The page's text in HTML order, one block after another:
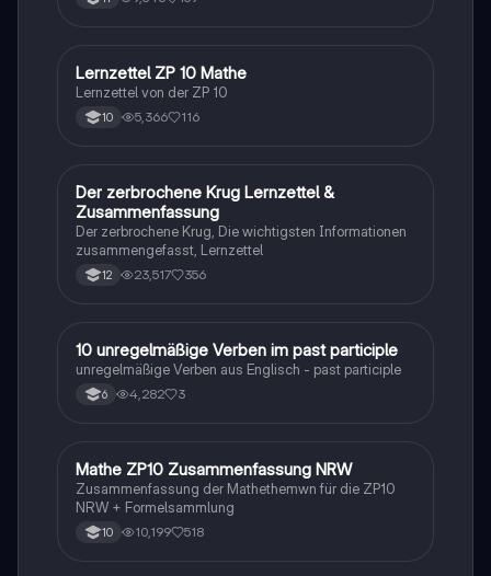
Mathe
Lernzettel ZP 10 Mathe
Lernzettel von der ZP 10
10 5,366 116
Deutsch
Der zerbrochene Krug Lernzettel &
Zusammenfassung
Der zerbrochene Krug, Die wichtigsten Informationen
zusammengefasst, Lernzettel
12 23,517 356
1 Englisch
10 unregelmäßige Verben im past participle
unregelmäßige Verben aus Englisch - past participle
6 4,282 3
Mathe
Mathe ZP10 Zusammenfassung NRW
Zusammenfassung der Mathethemwn für die ZP10
NRW + Formelsammlung
10 10,199 518